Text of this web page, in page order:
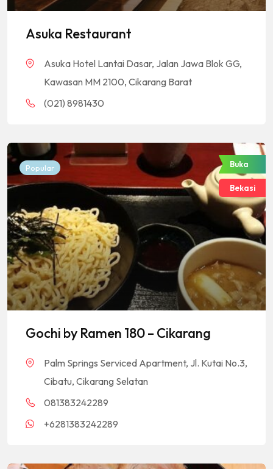
Asuka Restaurant
Asuka Hotel Lantai Dasar, Jalan Jawa Blok GG,
Kawasan MM 2100, Cikarang Barat
(021) 8981430
Popular Buka
Bekasi
Gochi by Ramen 180 – Cikarang
Palm Springs Serviced Apartment, Jl. Kutai No.3,
Cibatu, Cikarang Selatan
081383242289
+6281383242289